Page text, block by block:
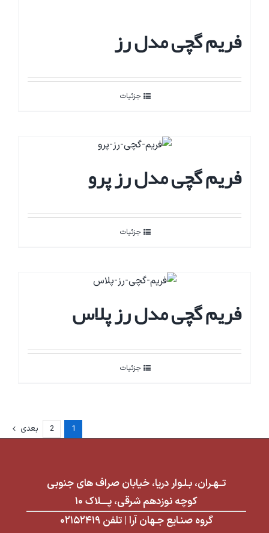
فریم گچی مدل رز
جزئیات
فریم گچی مدل رز پرو
جزئیات
فریم گچی مدل رز پلاس
جزئیات
1
2 بعدی
تــهـران، بـلـوار دریا، خیابان صراف های جنوبی
کوچه نوزدهم شرقی، پــــلاک ۱۰
گروه صنـایع جـهان آرا | تلفن ۰۲۱۵۲۴۱۹